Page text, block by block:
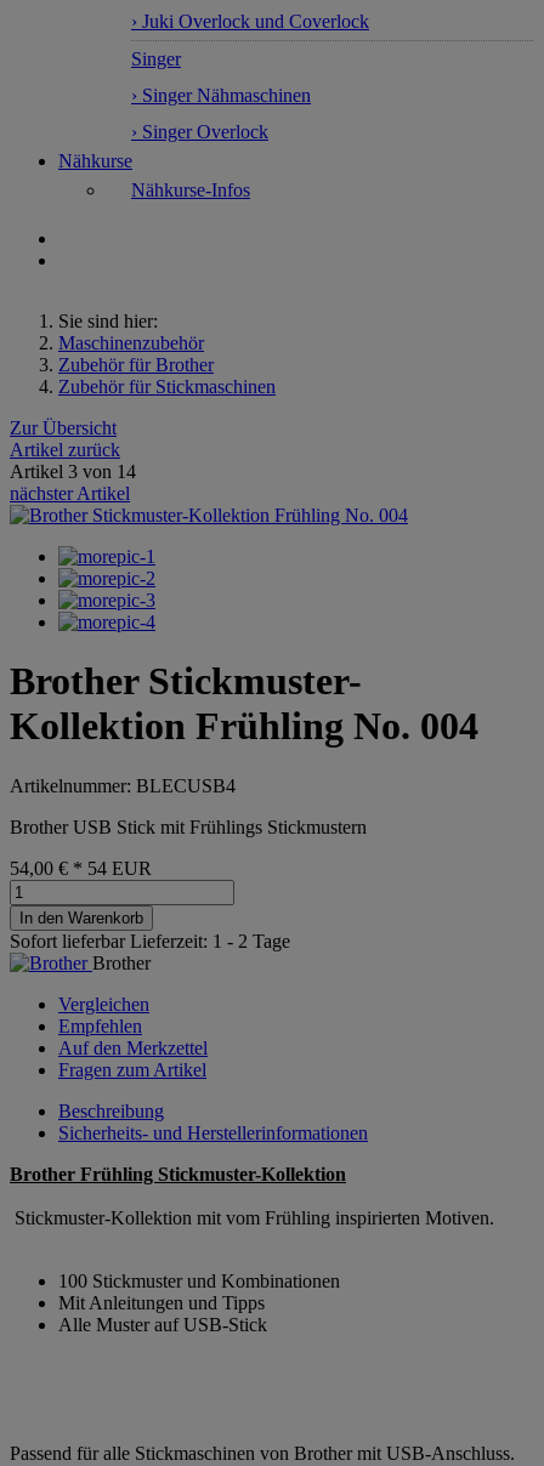
› Juki Overlock und Coverlock
Singer
› Singer Nähmaschinen
› Singer Overlock
Nähkurse
Nähkurse-Infos
Sie sind hier:
Maschinenzubehör
Zubehör für Brother
Zubehör für Stickmaschinen
Zur Übersicht
Artikel zurück
Artikel 3 von 14
nächster Artikel
Brother Stickmuster-
Kollektion Frühling No. 004
Artikelnummer: BLECUSB4
Brother USB Stick mit Frühlings Stickmustern
54,00 € * 54 EUR
In den Warenkorb
Sofort lieferbarLieferzeit: 1 - 2 Tage
Brother
Vergleichen
Empfehlen
Auf den Merkzettel
Fragen zum Artikel
Beschreibung
Sicherheits- und Herstellerinformationen
Brother Frühling Stickmuster-Kollektion
Stickmuster-Kollektion mit vom Frühling inspirierten Motiven.
100 Stickmuster und Kombinationen
Mit Anleitungen und Tipps
Alle Muster auf USB-Stick
Passend für alle Stickmaschinen von Brother mit USB-Anschluss.